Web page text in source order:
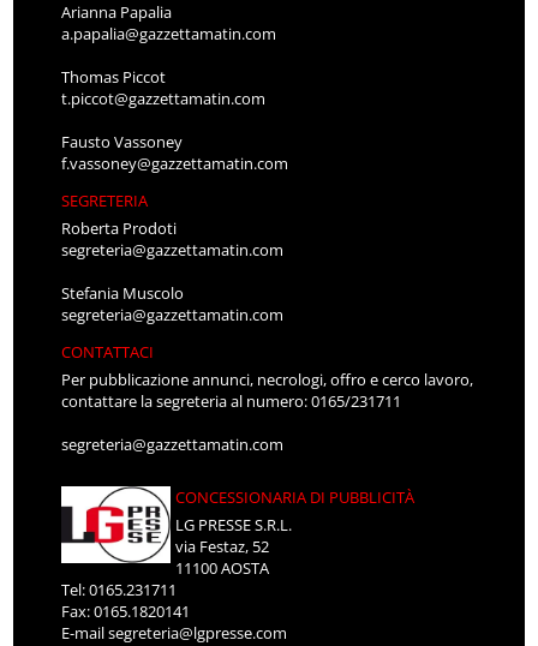
Arianna Papalia
a.papalia@gazzettamatin.com
Thomas Piccot
t.piccot@gazzettamatin.com
Fausto Vassoney
f.vassoney@gazzettamatin.com
SEGRETERIA
Roberta Prodoti
segreteria@gazzettamatin.com
Stefania Muscolo
segreteria@gazzettamatin.com
CONTATTACI
Per pubblicazione annunci, necrologi, offro e cerco lavoro,
contattare la segreteria al numero: 0165/231711
segreteria@gazzettamatin.com
CONCESSIONARIA DI PUBBLICITÀ
LG PRESSE S.R.L.
via Festaz, 52
11100 AOSTA
Tel: 0165.231711
Fax: 0165.1820141
E-mailsegreteria@lgpresse.com